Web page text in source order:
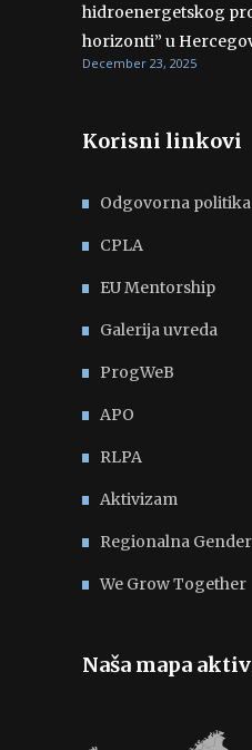
hidroenergetskog
horizonti” u
December 23, 2025
Korisni linkovi
Odgovorna politika
CPLA
EU Mentorship
Galerija uvreda
ProgWeB
APO
RLPA
Aktivizam
Regionalna
We Grow Together
Naša mapa